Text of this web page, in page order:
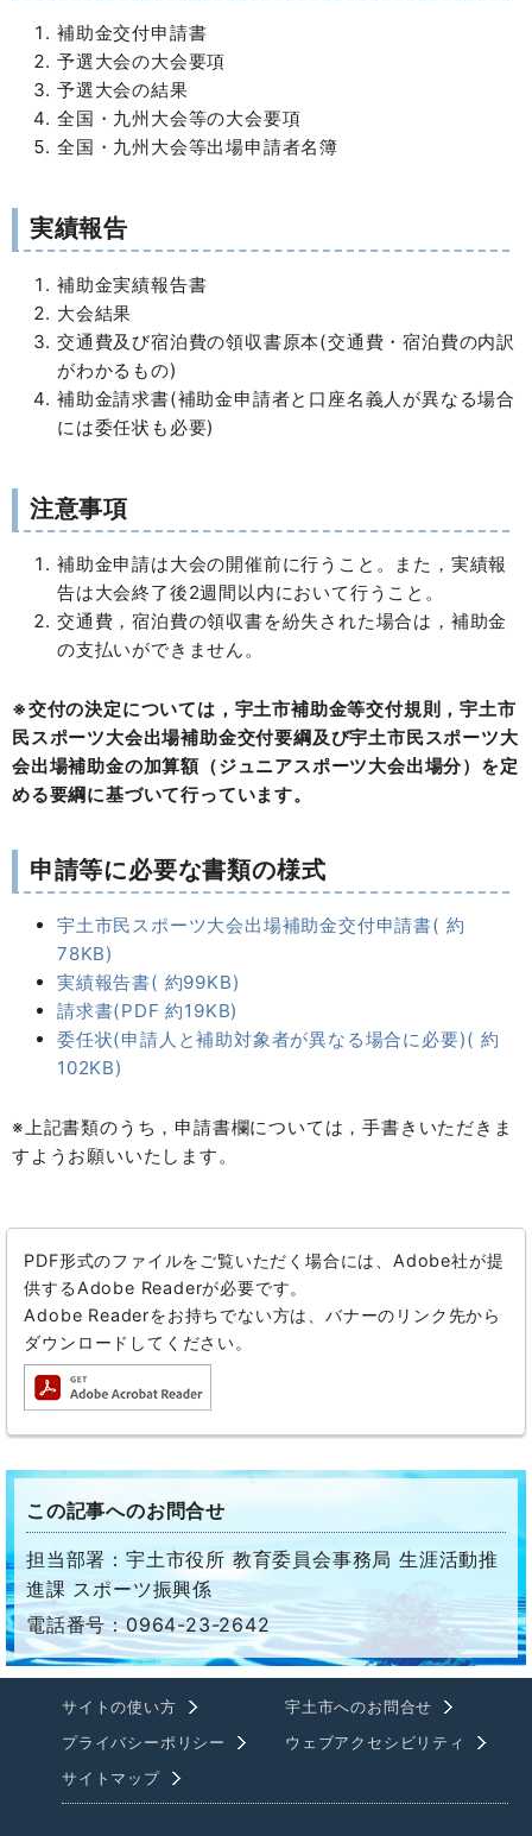
補助金交付申請書
予選大会の大会要項
予選大会の結果
全国・九州大会等の大会要項
全国・九州大会等出場申請者名簿
実績報告
補助金実績報告書
大会結果
交通費及び宿泊費の領収書原本(交通費・宿泊費の内訳
がわかるもの)
補助金請求書(補助金申請者と口座名義人が異なる場合
には委任状も必要)
注意事項
補助金申請は大会の開催前に行うこと。また，実績報
告は大会終了後2週間以内において行うこと。
交通費，宿泊費の領収書を紛失された場合は，補助金
の支払いができません。
※交付の決定については，宇土市補助金等交付規則，宇土市
民スポーツ大会出場補助金交付要綱及び宇土市民スポーツ大
会出場補助金の加算額（ジュニアスポーツ大会出場分）を定
める要綱に基づいて行っています。
申請等に必要な書類の様式
宇土市民スポーツ大会出場補助金交付申請書( 約
78KB)
実績報告書( 約99KB)
請求書(PDF 約19KB)
委任状(申請人と補助対象者が異なる場合に必要)( 約
102KB)
※上記書類のうち，申請書欄については，手書きいただきま
すようお願いいたします。
PDF形式のファイルをご覧いただく場合には、Adobe社が提
供するAdobe Readerが必要です。
Adobe Readerをお持ちでない方は、バナーのリンク先から
ダウンロードしてください。
この記事へのお問合せ
担当部署：宇土市役所 教育委員会事務局 生涯活動推
進課 スポーツ振興係
電話番号：0964-23-2642
サイトの使い方
宇土市へのお問合せ
プライバシーポリシー
ウェブアクセシビリティ
サイトマップ